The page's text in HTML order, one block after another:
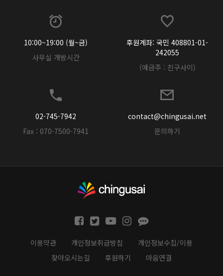
10:00~19:00 (월~금)
사무실 개방시간
후원계좌: 국민 408801-01-
242055
(예금주 : 친구사이)
02-745-7942
Fax : 070-7500-7941
contact@chingusai.net
문의하기
이용약관 개인정보취급방침
개인정보수집/이용
찾아오시는길
후원하기 마음연결